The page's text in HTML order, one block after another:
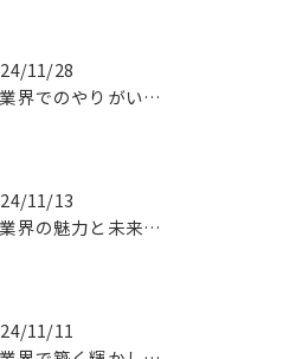
11/28
土木業界でのやりがいと成長の道
11/13
土木業界の魅力と未来への道
11/11